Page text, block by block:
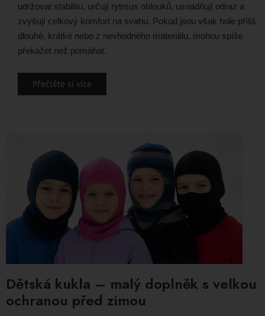
udržovat stabilitu, určují rytmus oblouků, usnadňují odraz a
zvyšují celkový komfort na svahu. Pokud jsou však hole příliš
dlouhé, krátké nebo z nevhodného materiálu, mohou spíše
překážet než pomáhat.
Přečtěte si více
Dětská kukla – malý doplněk s velkou
ochranou před zimou